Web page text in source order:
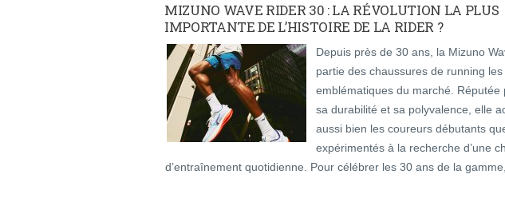
MIZUNO WAVE RIDER 30 : LA RÉVOLUTION LA PLUS
IMPORTANTE DE L’HISTOIRE DE LA RIDER ?
Depuis près de 30 ans, la Mizuno
partie des chaussures de running les
emblématiques du marché. Réputée
sa durabilité et sa polyvalence, elle
aussi bien les coureurs débutants
expérimentés à la recherche d’une
d’entraînement quotidienne. Pour célébrer les 30 ans de la